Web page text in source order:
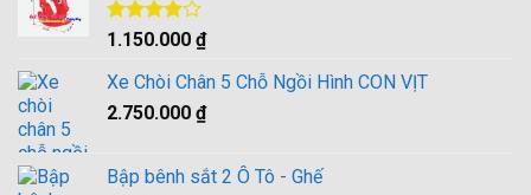
Được
4.005
sao
1.150.000 ₫
Xe Chòi Chân 5 Chỗ Ngồi Hình CON VỊT
2.750.000 ₫
Bập bênh sắt 2 Ô Tô - Ghế